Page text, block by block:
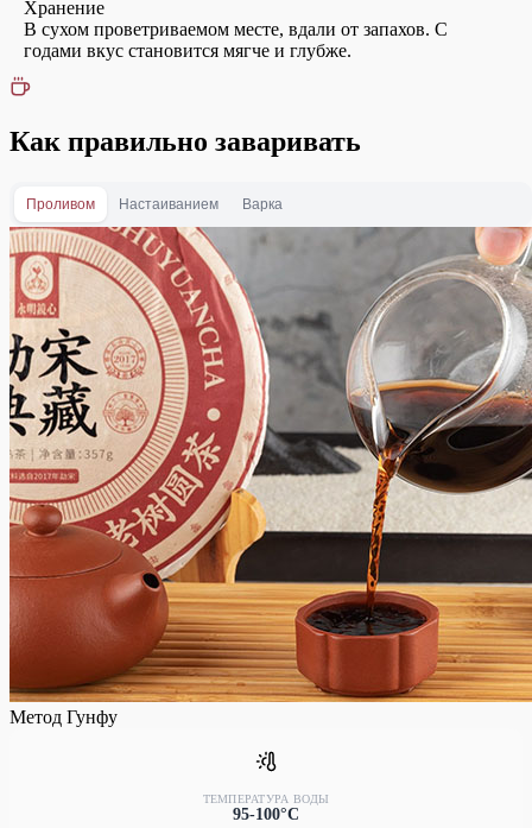
Хранение
В сухом проветриваемом месте, вдали от запахов. С
годами вкус становится мягче и глубже.
Как правильно заваривать
Проливом Настаиванием Варка
Метод Гунфу
ТЕМПЕРАТУРА ВОДЫ
95-100°C